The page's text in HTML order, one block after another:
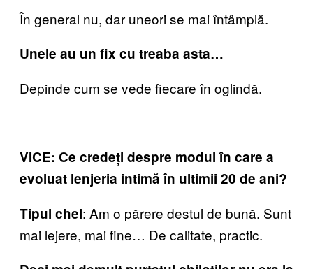
În general nu, dar uneori se mai întâmplă.
Unele au un fix cu treaba asta…
Depinde cum se vede fiecare în oglindă.
VICE: Ce credeți despre modul în care a
evoluat lenjeria intimă în ultimii 20 de ani?
Tipul chel: Am o părere destul de bună. Sunt
mai lejere, mai fine… De calitate, practic.